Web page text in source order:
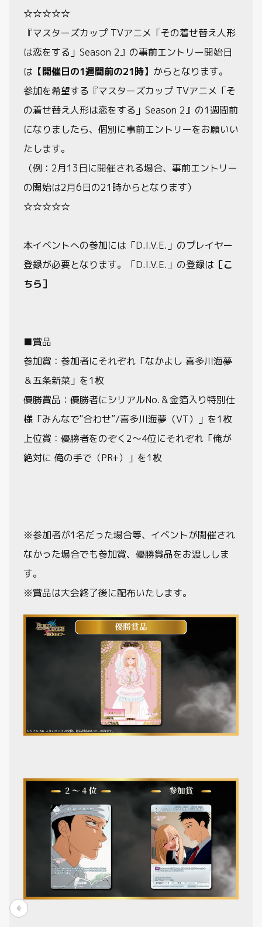
☆☆☆☆☆
『マスターズカップ TVアニメ「その着せ替え人形
は恋をする」Season 2』の事前エントリー開始日
は 【開催日の1週間前の21時】 からとなります。
参加を希望する『マスターズカップ TVアニメ「そ
の着せ替え人形は恋をする」Season 2』の1週間前
になりましたら、個別に事前エントリーをお願いい
たします。
（例：2月13日に開催される場合、事前エントリー
の開始は2月6日の21時からとなります）
☆☆☆☆☆
本イベントへの参加には「D.I.V.E.」のプレイヤー
登録が必要となります。「D.I.V.E.」の登録は ［こ
ちら］
■賞品
参加賞：参加者にそれぞれ「なかよし 喜多川海夢
＆五条新菜」を1枚
優勝賞品：優勝者にシリアルNo.＆金箔入り特別仕
様「みんなで"合わせ”/喜多川海夢（VT）」を1枚
上位賞：優勝者をのぞく2～4位にそれぞれ「俺が
絶対に 俺の手で（PR+）」を1枚
※参加者が1名だった場合等、イベントが開催され
なかった場合でも参加賞、優勝賞品をお渡ししま
す。
※賞品は大会終了後に配布いたします。